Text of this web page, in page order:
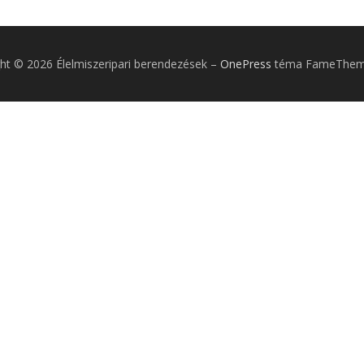
© 2026 Élelmiszeripari berendezések – OnePress téma